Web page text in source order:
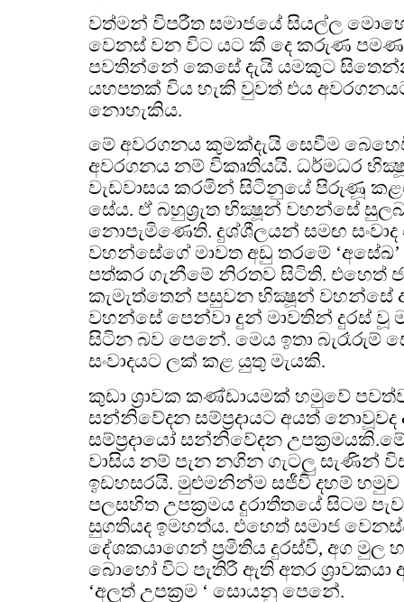
වත්මන් විපරීත සමාජයේ සියල්ල
වෙනස් වන විට යට කී දෙ කරුණ
පවතින්නේ කෙසේ දැයි යමකුට
යහපතක් විය හැකි වුවත් එය
නොහැකිය.
මේ අවරගනය කුමක්දැයි සෙවීම
අවරගනය නම් විකෘතියයි. ධර්මධර
වැඩවාසය කරමින් සිටිනුයේ පිරුණූ
සේය. ඒ බහුශ්‍රැත භික්‍ෂූන් වහන්සේ
නොපැමිණෙති. දුශ්ශීලයන් සමඟ
වහන්සේගේ මාවත අඩු තරමේ
පත්කර ගැනීමේ නිරතව සිටිති. එහෙත්
කැමැත්තෙන් පසුවන භික්‍ෂූන් වහන්සේ
වහන්සේ පෙන්වා දුන් මාවතින් දුරස්
සිටින බව පෙනේ. මෙය ඉතා බැරෑරුම්
සංවාදයට ලක් කළ යුතු මැයකි.
කුඩා ශ්‍රාවක කණ්ඩායමක් හමුවේ
සන්නිවේදන සම්ප්‍රදායට අයත්
සම්ප්‍රදායෝ සන්නිවේදන
වාසිය නම් පැන නගින ගැටලු සැණින්
ඉඩහසරයි. මුළුමනින්ම සජීවි දහම්
පලසහිත උපක්‍රමය දුරාතීතයේ සිටම
සුගතියද ඉමහත්ය. එහෙත් සමාජ
දේශකයාගෙන් ප්‍රමිතිය දුරස්වී, අග මුල
බොහෝ විට පැතිරී ඇති අතර
‘අලුත් උපක්‍රම ‘ සොයනු පෙනේ.